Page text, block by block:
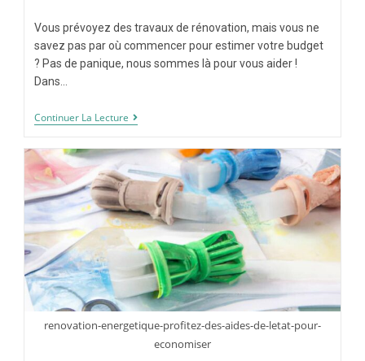
Vous prévoyez des travaux de rénovation, mais vous ne
savez pas par où commencer pour estimer votre budget
? Pas de panique, nous sommes là pour vous aider !
Dans…
Continuer La Lecture
renovation-energetique-profitez-des-aides-de-letat-pour-
economiser